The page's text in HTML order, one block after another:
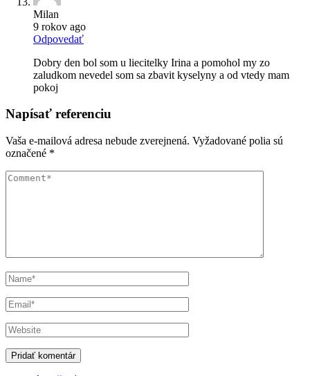
Milan
9 rokov ago
Odpovedať
Dobry den bol som u liecitelky Irina a pomohol my zo
zaludkom nevedel som sa zbavit kyselyny a od vtedy mam
pokoj
Napísať referenciu
Vaša e-mailová adresa nebude zverejnená. Vyžadované polia sú
označené *